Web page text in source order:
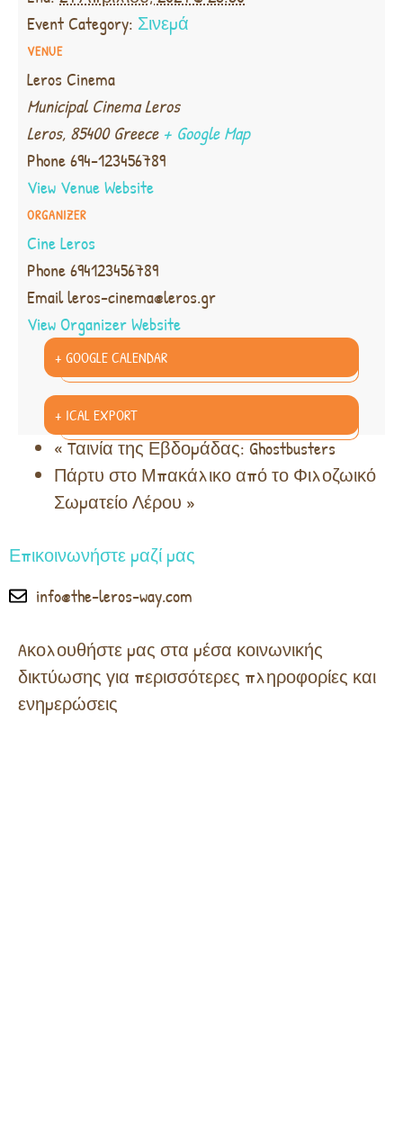
Event Category: Σινεμά
VENUE
Leros Cinema
Municipal Cinema Leros
Leros, 85400 Greece + Google Map
Phone694-123456789
View Venue Website
ORGANIZER
Cine Leros
Phone694123456789
Emailleros-cinema@leros.gr
View Organizer Website
+ GOOGLE CALENDAR
+ ICAL EXPORT
«Tαινία της Εβδομάδας: Ghostbusters
Πάρτυ στο Μπακάλικο από το Φιλοζωικό
Σωματείο Λέρου »
Επικοινωνήστε μαζί μας
info@the-leros-way.com
Aκολουθήστε μας στα μέσα κοινωνικής
δικτύωσης για περισσότερες πληροφορίες και
ενημερώσεις